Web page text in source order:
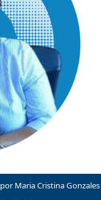
por Maria Cristina Gonzales